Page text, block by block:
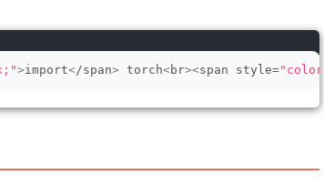
>import</span> torch<br><span style=